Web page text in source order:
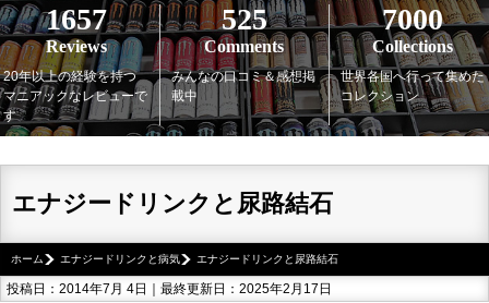
1657
Reviews
20年以上の経験を持つ
マニアックなレビューで
す
525
Comments
みんなの口コミ＆感想掲
載中
7000
Collections
世界各国へ行って集めた
コレクション
エナジードリンクと尿路結石
ホーム エナジードリンクと病気 エナジードリンクと尿路結石
投稿日：2014年7月 4日｜最終更新日：2025年2月17日